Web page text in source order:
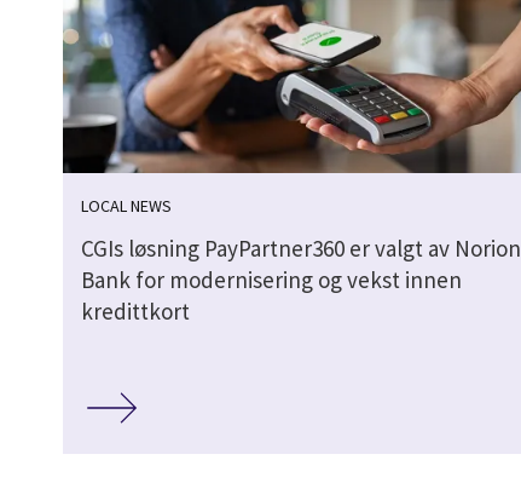
LOCAL NEWS
CGIs løsning PayPartner360 er valgt av Norion
Bank for modernisering og vekst innen
kredittkort